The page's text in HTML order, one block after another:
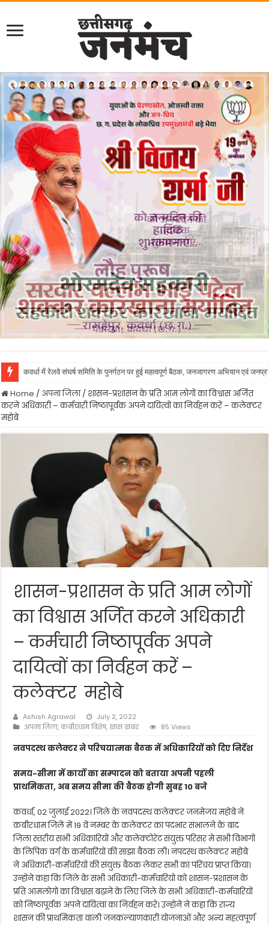
कवर्धा में रेलवे संघर्ष समिति के पुनर्गठन पर हुई महत्वपूर्ण बैठक, जनजागरण अभियान एवं
Home / अपना जिला/ शासन-प्रशासन के प्रति आम लोगों का विश्वास अर्जित
करने अधिकारी – कर्मचारी निष्ठापूर्वक अपने दायित्वों का निर्वहन करें – कलेक्टर
महोबे
शासन-प्रशासन के प्रति आम लोगों
का विश्वास अर्जित करने अधिकारी
– कर्मचारी निष्ठापूर्वक अपने
दायित्वों का निर्वहन करें –
कलेक्टर महोबे
Ashish Agrawal
July 2, 2022
अपना जिला,कबीरधाम विशेष,खास खबर 85 Views
नवपदस्थ कलेक्टर ने परिचयात्मक बैठक में अधिकारियों को दिए निर्देश
समय-सीमा में कार्यो का सम्पादन को बताया अपनी पहली
प्राथमिकता, अब समय सीमा की बैठक होगी सुबह 10 बजे
कवर्धा, 02 जुलाई 2022। जिले के नवपदस्थ कलेक्टर जनमेजय महोबे ने
कबीरधाम जिलें में 19 वें नम्बर के कलेक्टर का पदभार संभालने के बाद
जिला स्तरीय सभी अधिकारियों और कलेक्टोरेट संयुक्त परिसर मे सभी विभागों
के लिपिक वर्ग के कर्मचारियों की साझा बैठक ली। नपदस्थ कलेक्टर महोबे
ने अधिकारी-कर्मचरियों की संयुक्त बैठक लेकर सभी का परिचय प्राप्त किया।
उन्होने कहा कि जिले के सभी अधिकारी-कर्मचारियो को शासन-प्रशासन के
प्रति आमलोगों का विश्वास बढ़ाने के लिए जिले के सभी अधिकारी-कर्मचारियों
को निष्ठापूर्वक अपने दायित्वां का निर्वहन करें। उन्होने ने कहा कि राज्य
शासन की प्राथमिकता वाली जनकल्याणकारी योजनाओं और अन्य महत्वपूर्ण